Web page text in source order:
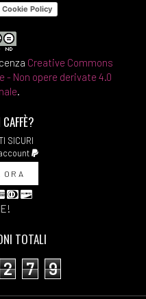
Cookie Policy
Creative Commons
Non opere derivate 4.0
.
SICURI
ORA
TOTALI
2 7 9